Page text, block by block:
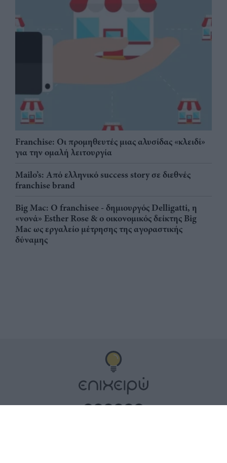
Franchise: Οι προμηθευτές μιας αλυσίδας «κλειδί»
για την ομαλή λειτουργία
Mailo’s: Από ελληνικό success story σε διεθνές
franchise brand
Big Mac: Ο franchisee - δημιουργός Delligatti, η
«νονά» Esther Rose & ο οικονομικός δείκτης Big
Mac ως εργαλείο μέτρησης της αγοραστικής
δύναμης